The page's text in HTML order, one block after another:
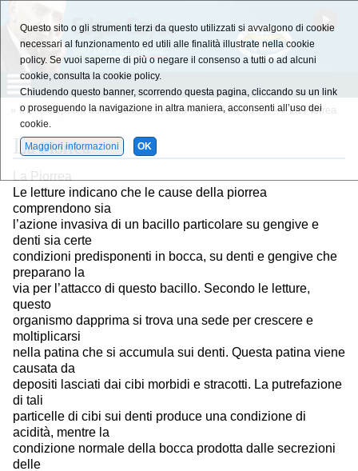
L'Enciclopedia della Salute » Lettera - P - »Lettera - P - » La Piorrea
La Piorrea
La Piorrea
Le letture indicano che le cause della piorrea
comprendono sia
l’azione invasiva di un bacillo particolare su gengive e
denti sia certe
condizioni predisponenti in bocca, su denti e gengive che
preparano la
via per l’attacco di questo bacillo. Secondo le letture,
questo
organismo dapprima si trova una sede per crescere e
moltiplicarsi
nella patina che si accumula sui denti. Questa patina viene
causata da
depositi lasciati dai cibi morbidi e stracotti. La putrefazione
di tali
particelle di cibi sui denti produce una condizione di
acidità, mentre la
condizione normale della bocca prodotta dalle secrezioni
delle
Questo sito o gli strumenti terzi da questo utilizzati si avvalgono di cookie
necessari al funzionamento ed utili alle finalità illustrate nella cookie
policy. Se vuoi saperne di più o negare il consenso a tutti o ad alcuni
cookie, consulta la cookie policy.
Chiudendo questo banner, scorrendo questa pagina, cliccando su un link
o proseguendo la navigazione in altra maniera, acconsenti all’uso dei
cookie.
Maggiori informazioni
OK